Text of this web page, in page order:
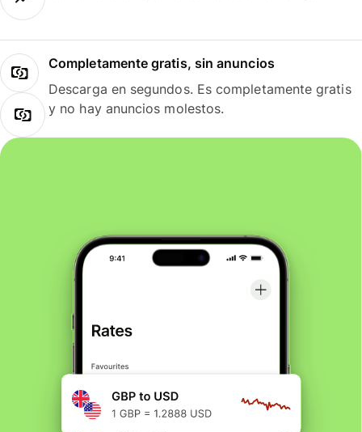
Completamente gratis, sin anuncios
Descarga en segundos. Es completamente gratis
y no hay anuncios molestos.